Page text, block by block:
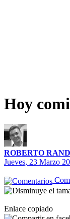
Hoy
ROBERTO
Jueves, 23 Marzo
Enlace copiado